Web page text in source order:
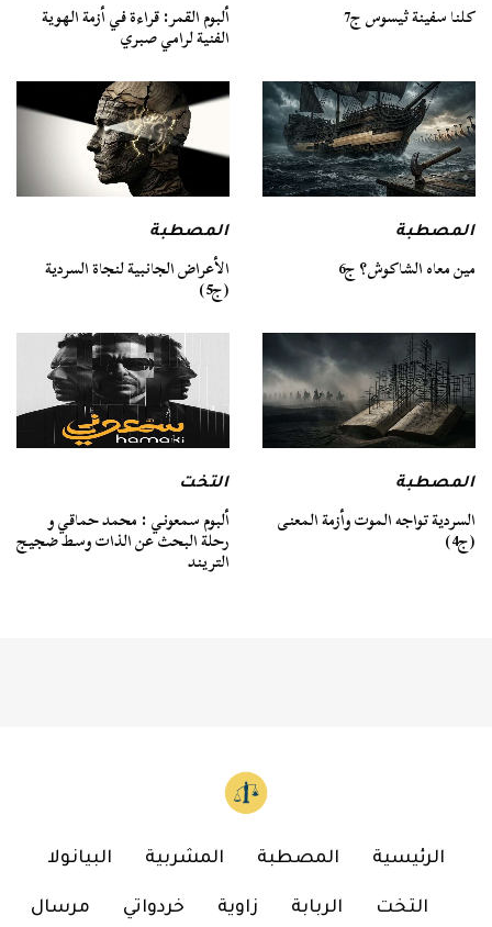
كلنا سفينة ثيسوس ج7 ألبوم القمر: قراءة في أزمة الهوية
الفنية لرامي صبري
المصطبة
مين معاه الشاكوش؟ ج6
المصطبة
الأعراض الجانبية لنجاة السردية
(ج5)
المصطبة
السردية تواجه الموت وأزمة المعنى
(ج4)
التخت
ألبوم سمعوني : محمد حماقي و
رحلة البحث عن الذات وسط ضجيج
التريند
الرئيسية المصطبة المشربية البيانولا
التخت الربابة زاوية خردواتي مرسال